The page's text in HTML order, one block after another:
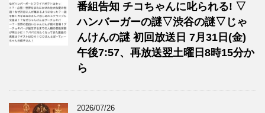
番組告知 チコちゃんに叱られる! ▽
ハンバーガーの謎▽渋谷の謎▽じゃ
んけんの謎 初回放送日 7月31日(金)
午後7:57、再放送翌土曜日8時15分か
ら
2026/07/26